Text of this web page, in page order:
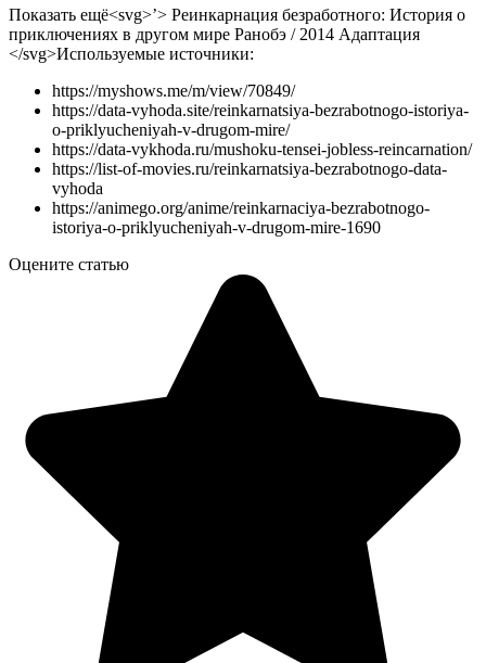
Показать ещё<svg>’> Реинкарнация безработного: История о
приключениях в другом мире Ранобэ / 2014 Адаптация
</svg>Используемые источники:
https://myshows.me/m/view/70849/
https://data-vyhoda.site/reinkarnatsiya-bezrabotnogo-istoriya-
o-priklyucheniyah-v-drugom-mire/
https://data-vykhoda.ru/mushoku-tensei-jobless-reincarnation/
https://list-of-movies.ru/reinkarnatsiya-bezrabotnogo-data-
vyhoda
https://animego.org/anime/reinkarnaciya-bezrabotnogo-
istoriya-o-priklyucheniyah-v-drugom-mire-1690
Оцените статью